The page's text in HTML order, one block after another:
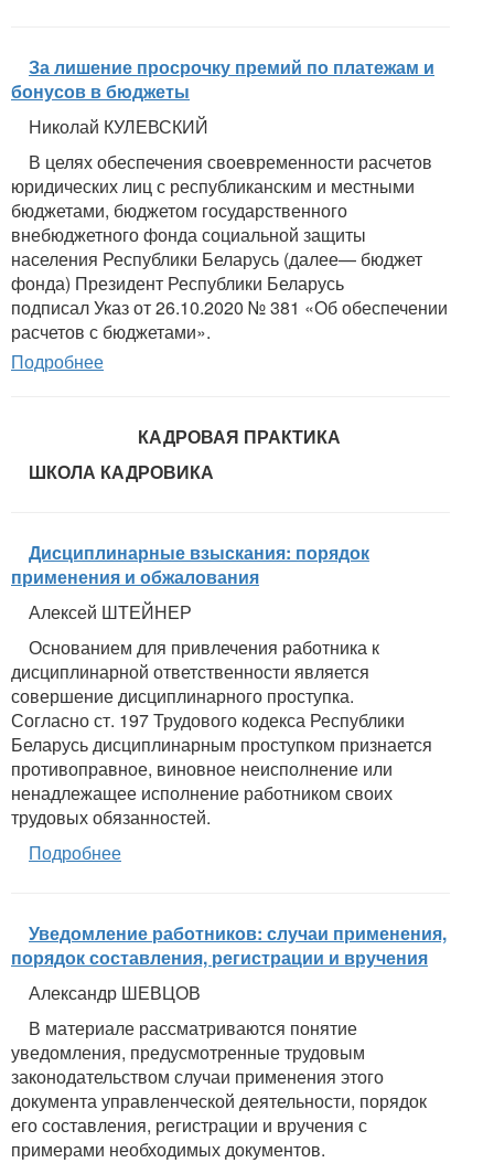
За лишение просрочку премий по платежам и
бонусов в бюджеты
Николай КУЛЕВСКИЙ
В целях обеспечения своевременности расчетов
юридических лиц с республиканским и местными
бюджетами, бюджетом государственного
внебюджетного фонда социальной защиты
населения Республики Беларусь (далее— бюджет
фонда) Президент Республики Беларусь
подписал Указ от 26.10.2020 № 381 «Об обеспечении
расчетов с бюджетами».
Подробнее
КАДРОВАЯ ПРАКТИКА
ШКОЛА КАДРОВИКА
Дисциплинарные взыскания: порядок
применения и обжалования
Алексей ШТЕЙНЕР
Основанием для привлечения работника к
дисциплинарной ответственности является
совершение дисциплинарного проступка.
Согласно ст. 197 Трудового кодекса Республики
Беларусь дисциплинарным проступком признается
противоправное, виновное неисполнение или
ненадлежащее исполнение работником своих
трудовых обязанностей.
Подробнее
Уведомление работников: случаи применения,
порядок составления, регистрации и вручения
Александр ШЕВЦОВ
В материале рассматриваются понятие
уведомления, предусмотренные трудовым
законодательством случаи применения этого
документа управленческой деятельности, порядок
его составления, регистрации и вручения с
примерами необходимых документов.